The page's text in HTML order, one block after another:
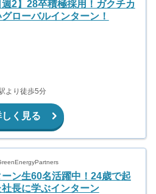
週2】28卒積極採用！ガクチカ
ローバルインターン！
より徒歩5分
しく見る
ーン生60名活躍中！24歳で起
長に学ぶインターン